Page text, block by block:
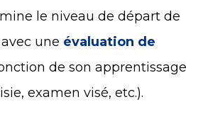
le niveau de départ de
une évaluation de
de son apprentissage
examen visé, etc.).